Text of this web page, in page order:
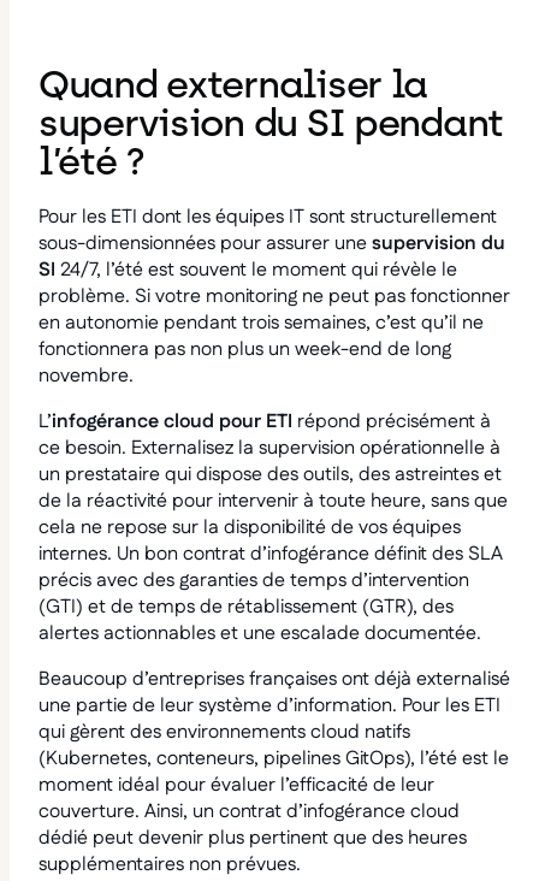
Quand externaliser la
supervision du SI pendant
l’été ?
Pour les ETI dont les équipes IT sont structurellement
sous-dimensionnées pour assurer unesupervision du
SI 24/7, l’été est souvent le moment qui révèle le
problème. Si votre monitoring ne peut pas fonctionner
en autonomie pendant trois semaines, c’est qu’il ne
fonctionnera pas non plus un week-end de long
novembre.
L’infogérance cloud pour ETI répond précisément à
ce besoin. Externalisez la supervision opérationnelle à
un prestataire qui dispose des outils, des astreintes et
de la réactivité pour intervenir à toute heure, sans que
cela ne repose sur la disponibilité de vos équipes
internes. Un bon contrat d’infogérance définit des SLA
précis avec des garanties de temps d’intervention
(GTI) et de temps de rétablissement (GTR), des
alertes actionnables et une escalade documentée.
Beaucoup d’entreprises françaises ont déjà externalisé
une partie de leur système d’information. Pour les ETI
qui gèrent des environnements cloud natifs
(Kubernetes, conteneurs, pipelines GitOps), l’été est le
moment idéal pour évaluer l’efficacité de leur
couverture. Ainsi, un contrat d’infogérance cloud
dédié peut devenir plus pertinent que des heures
supplémentaires non prévues.